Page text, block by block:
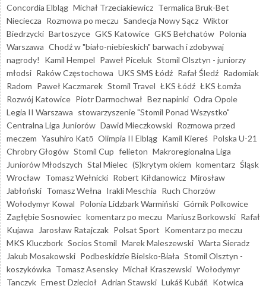
Concordia Elbląg Michał Trzeciakiewicz Termalica Bruk-Bet
Nieciecza Rozmowa po meczu Sandecja Nowy Sącz Wiktor
Biedrzycki Bartoszyce GKS Katowice GKS Bełchatów Polonia
Warszawa Chodź w "biało-niebieskich" barwach i zdobywaj
nagrody!
Kamil Hempel Paweł Piceluk Stomil Olsztyn - juniorzy
młodsi Raków Częstochowa UKS SMS Łódź Rafał Śledź Radomiak
Radom Paweł Kaczmarek Stomil Travel ŁKS Łódź ŁKS Łomża
Rozwój Katowice Piotr Darmochwał Bez napinki Odra Opole
Legia II Warszawa stowarzyszenie "Stomil Ponad Wszystko"
Centralna Liga Juniorów Dawid Mieczkowski Rozmowa przed
meczem Yasuhiro Katō Olimpia II Elbląg Kamil Kiereś Polska U-21
Chrobry Głogów Stomil Cup felieton Makroregionalna Liga
Juniorów Młodszych Stal Mielec (S)krytym okiem komentarz Śląsk
Wrocław Tomasz Wełnicki Robert Kiłdanowicz Mirosław
Jabłoński Tomasz Wełna Irakli Meschia Ruch Chorzów
Wołodymyr Kowal Polonia Lidzbark Warmiński Górnik Polkowice
Zagłębie Sosnowiec komentarz po meczu Mariusz Borkowski Rafał
Kujawa
Jarosław Ratajczak Polsat Sport Komentarz po meczu
MKS Kluczbork Socios Stomil Marek Maleszewski Warta Sieradz
Jakub Mosakowski Podbeskidzie Bielsko-Biała Stomil Olsztyn -
koszykówka Tomasz Asensky Michał Kraszewski Wołodymyr
Tanczyk Ernest Dzięcioł Adrian Stawski Lukáš Kubáň Kotwica